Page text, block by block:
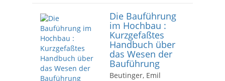
Die Bauführung
im Hochbau :
Kurzgefaßtes
Handbuch über
das Wesen der
Bauführung
Beutinger, Emil